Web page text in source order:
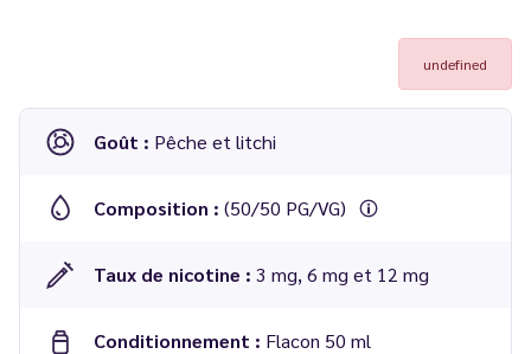
undefined
Goût : Pêche et litchi
Composition : (50/50 PG/VG)
Taux de nicotine : 3 mg, 6 mg et 12 mg
Conditionnement : Flacon 50 ml